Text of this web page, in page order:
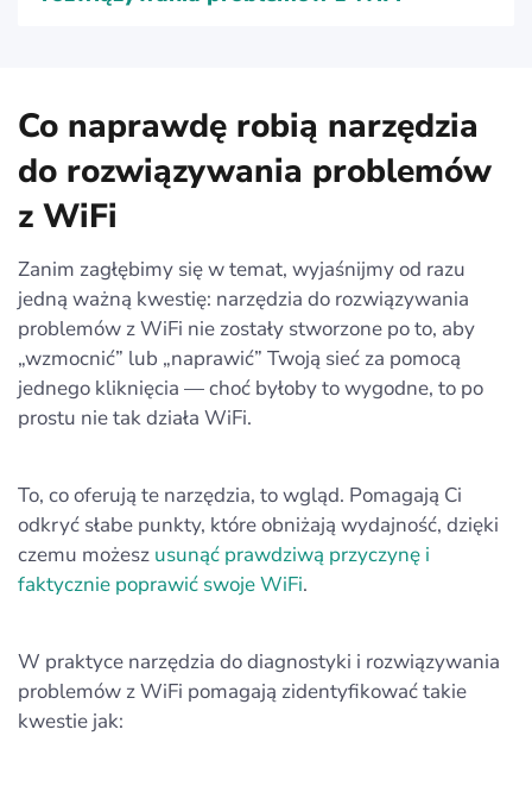
Co naprawdę robią narzędzia
do rozwiązywania problemów
z WiFi
Zanim zagłębimy się w temat, wyjaśnijmy od razu
jedną ważną kwestię: narzędzia do rozwiązywania
problemów z WiFi nie zostały stworzone po to, aby
„wzmocnić” lub „naprawić” Twoją sieć za pomocą
jednego kliknięcia — choć byłoby to wygodne, to po
prostu nie tak działa WiFi.
To, co oferują te narzędzia, to wgląd. Pomagają Ci
odkryć słabe punkty, które obniżają wydajność, dzięki
czemu możesz usunąć prawdziwą przyczynę i
faktycznie poprawić swoje WiFi.
W praktyce narzędzia do diagnostyki i rozwiązywania
problemów z WiFi pomagają zidentyfikować takie
kwestie jak: